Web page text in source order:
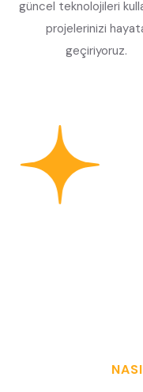
güncel teknolojileri
projelerinizi
geçiriyoruz.